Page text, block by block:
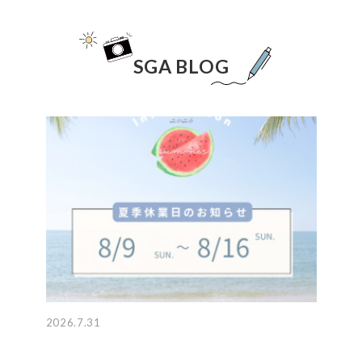
SGA BLOG
2026.7.31